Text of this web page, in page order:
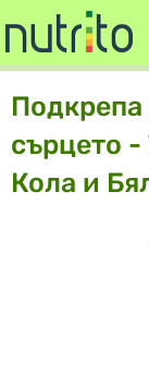
Подкрепа
сърцето -
Кола и